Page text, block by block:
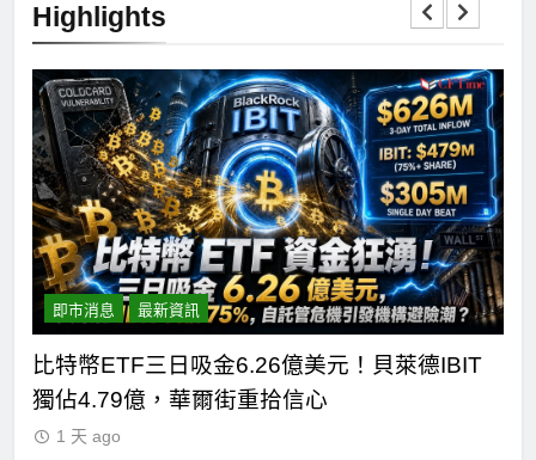
Highlights
即市消息 最新資訊
比特幣ETF三日吸金6.26億美元！貝萊德IBIT
獨佔4.79億，華爾街重拾信心
1 天 ago